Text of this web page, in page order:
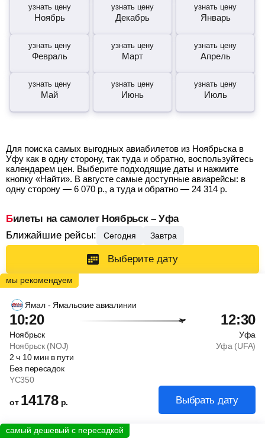
узнать цену
Ноябрь
узнать цену
Декабрь
узнать цену
Январь
узнать цену
Февраль
узнать цену
Март
узнать цену
Апрель
узнать цену
Май
узнать цену
Июнь
узнать цену
Июль
Для поиска самых выгодных авиабилетов из Ноябрьска в
Уфу как в одну сторону, так туда и обратно, воспользуйтесь
календарем цен. Выберите подходящие даты и нажмите
кнопку «Найти». В августе самые доступные авиарейсы: в
одну сторону — 6 070 р., а туда и обратно — 24 314 р.
Билеты на самолет Ноябрьск – Уфа
Ближайшие рейсы:
Сегодня Завтра
Выберите дату
Ямал - Ямальские авиалинии
10:20 12:30
Ноябрьск
Уфа
Ноябрьск (NOJ)
Уфа (UFA)
2ч 10 мин в пути
Без пересадок
YC350
от 14178 р. Выбрать дату